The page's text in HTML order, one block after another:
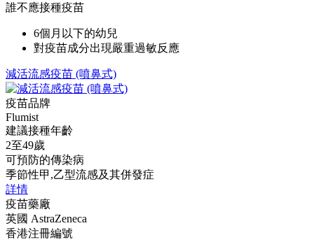
誰不應接種疫苗
6個月以下的幼兒
對疫苗成分出現嚴重過敏反應
減活流感疫苗 (噴鼻式)
疫苗品牌
Flumist
建議接種年齡
2至49歲
可預防的傳染病
季節性甲,乙型流感及其併發症
詳情
疫苗藥廠
英國 AstraZeneca
香港注冊編號